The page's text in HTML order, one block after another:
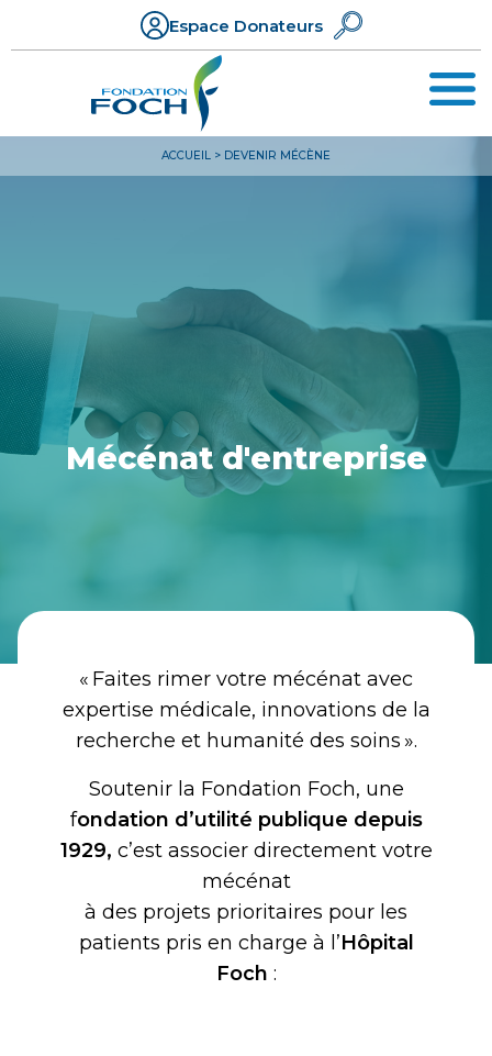
Espace Donateurs
ACCUEIL > DEVENIR MÉCÈNE
Mécénat d'entreprise
« Faites rimer votre mécénat avec
expertise médicale, innovations de la
recherche et humanité des soins ».
Soutenir la Fondation Foch, une
fondation d’utilité publique depuis
1929, c’est associer directement votre
mécénat
à des projets prioritaires pour les
patients pris en charge à l’Hôpital
Foch :